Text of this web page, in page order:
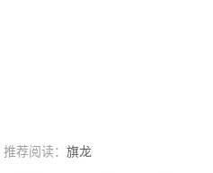
推荐阅读：旗龙